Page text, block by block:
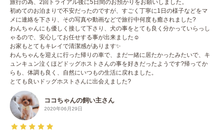
旅行の為、2回トライアル後に5日間のお預かりをお願いしました。
初めてのお泊まりで不安だったのですが、すごく丁寧に1日の様子などをマ
メに連絡を下さり、その写真や動画などで旅行中何度も癒されました?
わんちゃんにも優しく接して下さり、犬の事をとても良く分かっていらっし
ゃるので、安心してお任せする事が出来ました☺️
お家もとてもキレイで清潔感があります✨
わんちゃんを迎えに行った帰りの車で、まだ一緒に居たかったみたいで、キ
ュンキュン泣くほどドッグホストさんの事を好きだったようです?帰ってか
らも、体調も良く、自然にいつもの生活に戻れました。
とても良いドッグホストさんに出会えました?
ココちゃんの飼い主さん
2020年06月29日